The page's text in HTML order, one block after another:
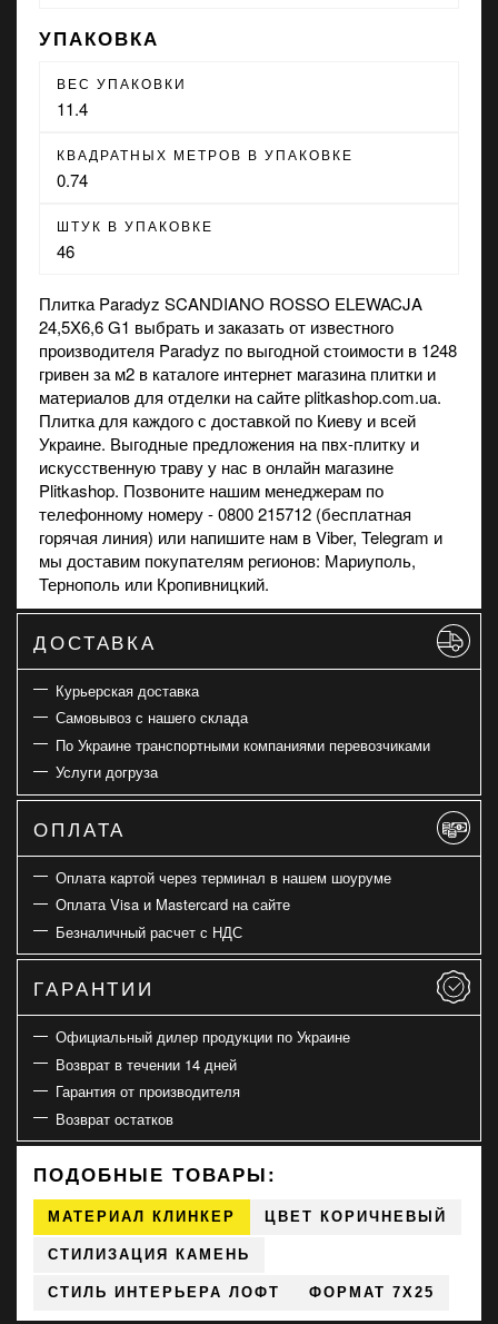
УПАКОВКА
ВЕС УПАКОВКИ
11.4
КВАДРАТНЫХ МЕТРОВ В УПАКОВКЕ
0.74
ШТУК В УПАКОВКЕ
46
Плитка Paradyz SCANDIANO ROSSO ELEWACJA
24,5X6,6 G1 выбрать и заказать от известного
производителя Paradyz по выгодной стоимости в 1248
гривен за м2 в каталоге интернет магазина плитки и
материалов для отделки на сайте plitkashop.com.ua.
Плитка для каждого с доставкой по Киеву и всей
Украине. Выгодные предложения на пвх-плитку и
искусственную травуу нас в онлайн магазине
Plitkashop. Позвоните нашим менеджерам по
телефонному номеру - 0800 215712 (бесплатная
горячая линия) или напишите нам вViber, Telegram и
мы доставим покупателям регионов: Мариуполь,
Тернополь или Кропивницкий.
ДОСТАВКА
Курьерская доставка
Самовывоз с нашего склада
По Украине транспортными компаниями перевозчиками
Услуги догруза
ОПЛАТА
Оплата картой через терминал в нашем шоуруме
Оплата Visa и Mastercard на сайте
Безналичный расчет с НДС
ГАРАНТИИ
Официальный дилер продукции по Украине
Возврат в течении 14 дней
Гарантия от производителя
Возврат остатков
ПОДОБНЫЕ ТОВАРЫ:
МАТЕРИАЛ КЛИНКЕР ЦВЕТ КОРИЧНЕВЫЙ
СТИЛИЗАЦИЯ КАМЕНЬ
СТИЛЬ ИНТЕРЬЕРА ЛОФТ ФОРМАТ 7X25